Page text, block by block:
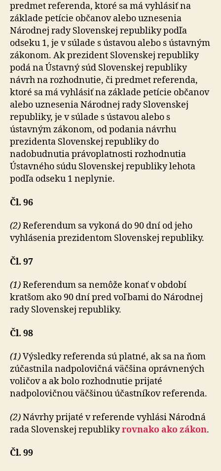
predmet referenda, ktoré sa má vyhlásiť na
základe petície občanov alebo uznesenia
Národnej rady Slovenskej republiky podľa
odseku 1, je v súlade s ústavou alebo s ústavným
zákonom. Ak prezident Slovenskej republiky
podá na Ústavný súd Slovenskej republiky
návrh na rozhodnutie, či predmet referenda,
ktoré sa má vyhlásiť na základe petície občanov
alebo uznesenia Národnej rady Slovenskej
republiky, je v súlade s ústavou alebo s
ústavným zákonom, od podania návrhu
prezidenta Slovenskej republiky do
nadobudnutia prá­vo­plat­nos­ti rozhodnutia
Ústavného súdu Slovenskej re­pub­li­ky lehota
podľa odseku 1 neplynie.
Čl. 96
(2)Referendum sa vykoná do 90 dní od jeho
vyhlásenia prezidentom Slovenskej republiky.
Čl. 97
(1)Referendum sa nemôže konať v období
kratšom ako 90 dní pred voľbami do Národnej
rady Slovenskej republiky.
Čl. 98
(1)Výsledky referenda sú platné, ak sa na ňom
zúčastnila nadpolovičná väčšina oprávnených
voličov a ak bolo rozhodnutie prijaté
nadpolovičnou väčšinou účastníkov referenda.
(2)Návrhy prijaté v referende vyhlási Národná
rada Slovenskej republikyrovnako ako zákon.
Čl. 99